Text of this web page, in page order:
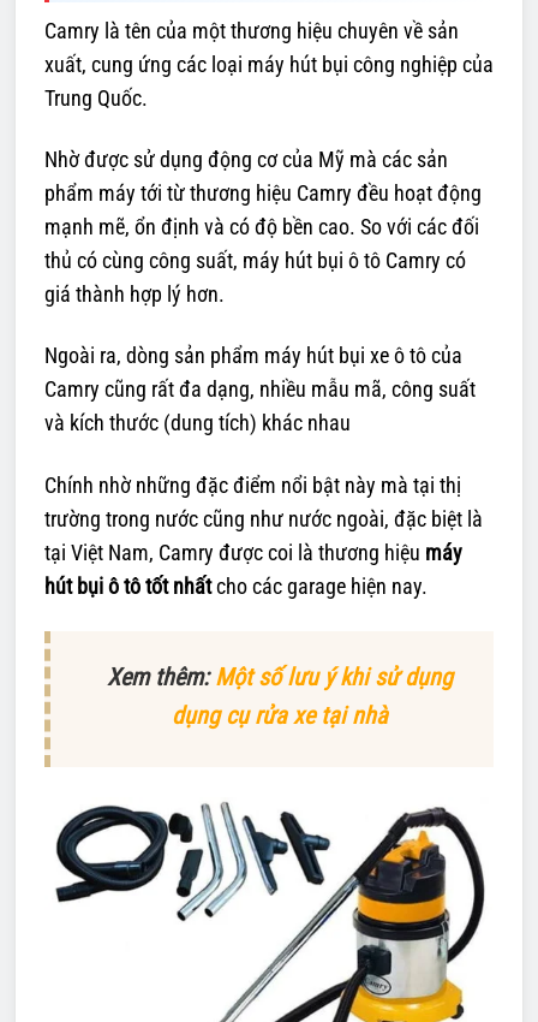
Camry là tên của một thương hiệu chuyên về sản
xuất, cung ứng các loại máy hút bụi công nghiệp của
Trung Quốc.
Nhờ được sử dụng động cơ của Mỹ mà các sản
phẩm máy tới từ thương hiệu Camry đều hoạt động
mạnh mẽ, ổn định và có độ bền cao. So với các đối
thủ có cùng công suất, máy hút bụi ô tô Camry có
giá thành hợp lý hơn.
Ngoài ra, dòng sản phẩm máy hút bụi xe ô tô của
Camry cũng rất đa dạng, nhiều mẫu mã, công suất
và kích thước (dung tích) khác nhau
Chính nhờ những đặc điểm nổi bật này mà tại thị
trường trong nước cũng như nước ngoài, đặc biệt là
tại Việt Nam, Camry được coi là thương hiệu máy
hút bụi ô tô tốt nhấtcho các garage hiện nay.
Xem thêm:Một số lưu ý khi sử dụng
dụng cụ rửa xe tại nhà